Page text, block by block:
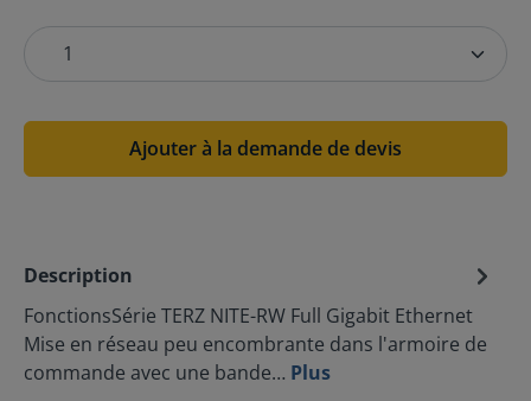
Ajouter à la demande de devis
Description
FonctionsSérie TERZ NITE-RW Full Gigabit Ethernet
Mise en réseau peu encombrante dans l'armoire de
commande avec une bande… Plus